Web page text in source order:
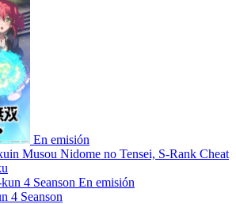
En emisión
Musou Nidome no Tensei, S-Rank Cheat
En emisión
4 Seanson